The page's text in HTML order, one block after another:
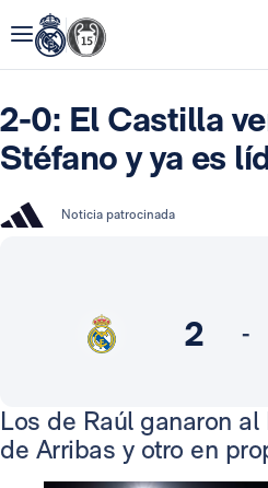
2-0: El Castilla
Stéfano y ya es
Noticia patrocinada
2 -
Los de Raúl ganaron
de Arribas y otro en